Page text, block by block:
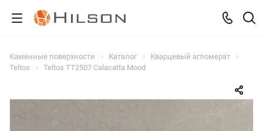
Каменные поверхности Каталог
Кварцевый агломерат
Teltos
Teltos TT2507 Calacatta Mood